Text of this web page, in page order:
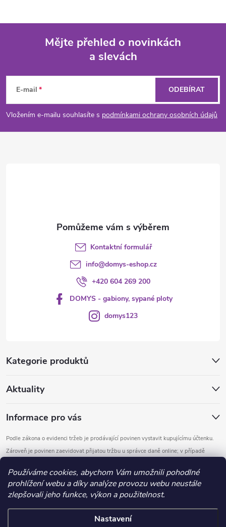
Používáme cookies, abychom Vám umožnili pohodlné
prohlížení webu a díky analýze provozu webu neustále
zlepšovali jeho funkce, výkon a použitelnost.
Nastavení
p
a
Mějte přehled o novinkách
a slevách
E-mail
Vložením e-mailu souhlasíte s podmínkami ochrany osobních údajů
ODEBÍRAT
Kategorie produktů
Aktuality
Informace pro vás
Podle zákona o evidenci tržeb je prodávající povinen vystavit kupujícímu účtenku.
Zároveň je povinen zaevidovat přijatou tržbu u správce daně online; v případě
Kontaktní formulář
info@domys-eshop.cz
+420 604 269 200
DOMYS - gabiony, sypané ploty
domys123
Vytvořil Shoptet
Copyright 2026DOMYS. Všechna práva vyhrazena.